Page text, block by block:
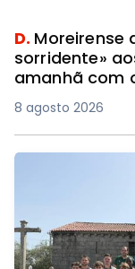
D. Moreirense
sorridente»
amanhã com
8 agosto 2026